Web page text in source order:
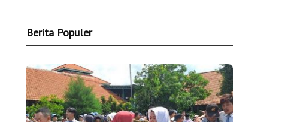
Berita Populer